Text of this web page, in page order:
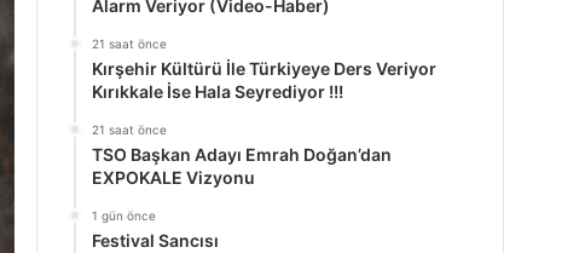
Alarm Veriyor (Video-Haber)
21 saat önce
Kırşehir Kültürü İle Türkiyeye Ders Veriyor
Kırıkkale İse Hala Seyrediyor !!!
21 saat önce
TSO Başkan Adayı Emrah Doğan’dan
EXPOKALE Vizyonu
1 gün önce
Festival Sancısı